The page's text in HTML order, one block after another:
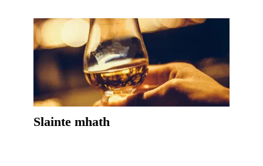
Slainte mhath